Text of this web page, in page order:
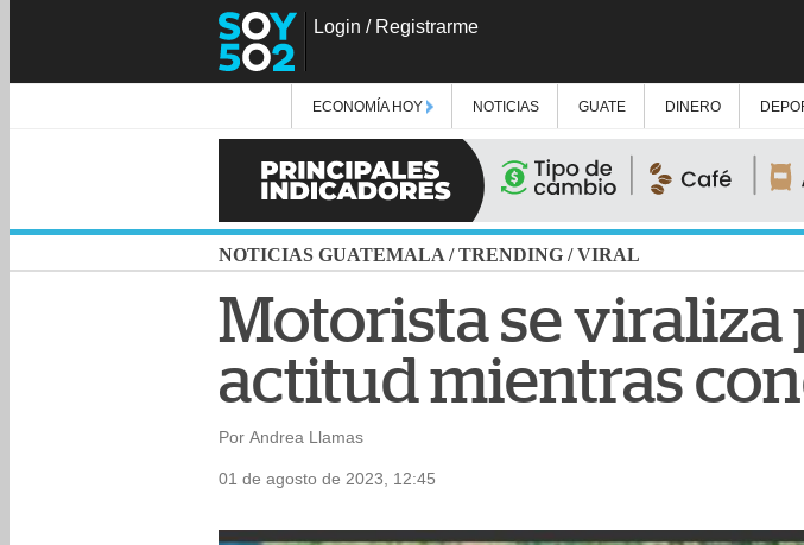
Login / Registrarme
ECONOMÍA HOY NOTICIAS GUATE DINERO
NOTICIAS GUATEMALA /TRENDING /VIRAL
Motorista se viraliza
actitud mientras
Por Andrea Llamas
01 de agosto de 2023, 12:45